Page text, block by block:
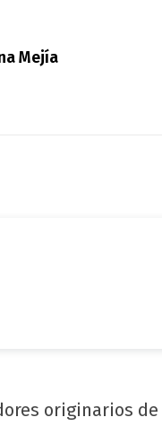
Mejía
originarios